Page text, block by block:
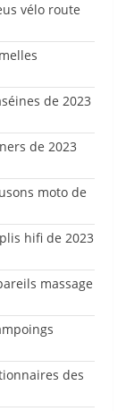
vélo route
de 2023
de 2023
moto de
hifi de 2023
massage
des